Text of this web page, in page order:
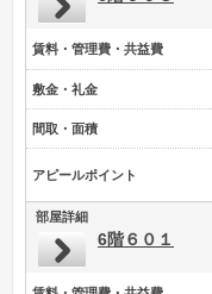
賃料・管理費・共益費
敷金・礼金
間取・面積
アピールポイント
部屋詳細
6階６０１